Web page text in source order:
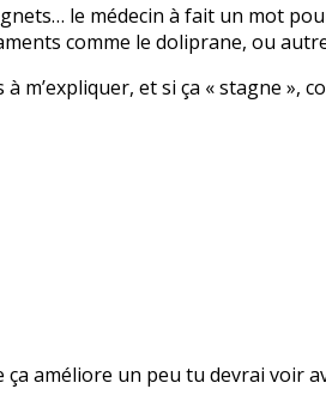
le médecin à fait un mot
comme le doliprane, ou
et si ça « stagne »,
ça améliore un peu tu devrai voir